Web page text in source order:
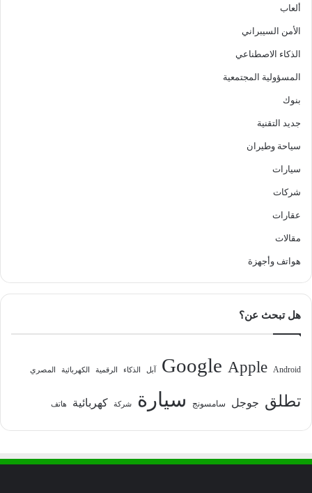
ألعاب
الأمن السيبراني
الذكاء الاصطناعي
المسؤولية المجتمعية
بنوك
جديد التقنية
سياحة وطيران
سيارات
شركات
عقارات
مقالات
هواتف وأجهزة
هل تبحث عن؟
Android
Apple
Google آبل الذكاء الرقمية الكهربائية المصري
تطلق جوجل سامسونج سيارة شركة كهربائية هاتف